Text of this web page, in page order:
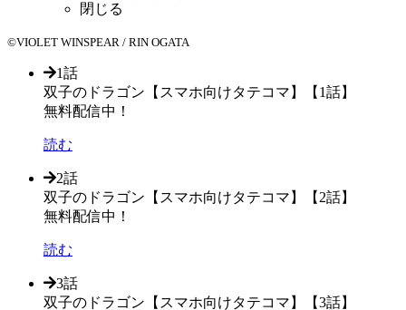
閉じる
©VIOLET WINSPEAR / RIN OGATA
1話
双子のドラゴン【スマホ向けタテコマ】【1話】
無料配信中！
読む
2話
双子のドラゴン【スマホ向けタテコマ】【2話】
無料配信中！
読む
3話
双子のドラゴン【スマホ向けタテコマ】【3話】